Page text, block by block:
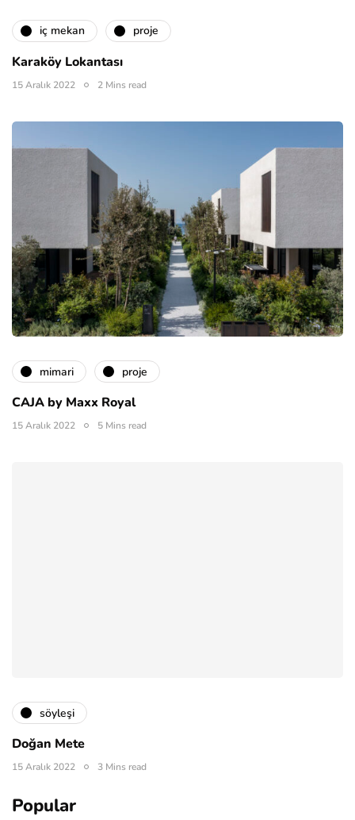
i̇ç mekan proje
Karaköy Lokantası
15 Aralık 2022 2 Mins read
mimari proje
CAJA by Maxx Royal
15 Aralık 2022 5 Mins read
söyleşi
Doğan Mete
15 Aralık 2022 3 Mins read
Popular